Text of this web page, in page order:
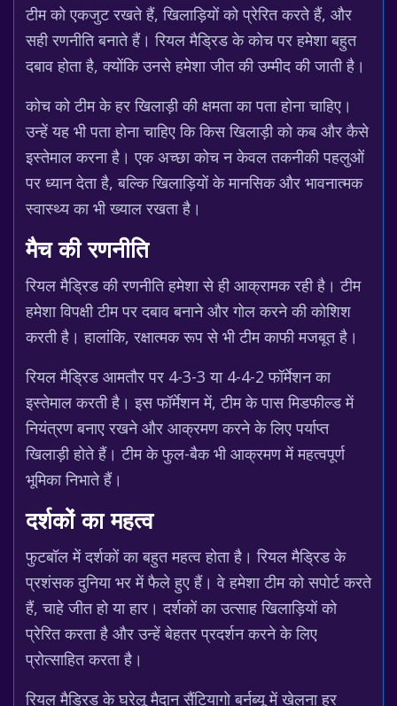
टीम को एकजुट रखते हैं, खिलाड़ियों को प्रेरित करते हैं, और
सही रणनीति बनाते हैं। रियल मैड्रिड के कोच पर हमेशा बहुत
दबाव होता है, क्योंकि उनसे हमेशा जीत की उम्मीद की जाती है।
कोच को टीम के हर खिलाड़ी की क्षमता का पता होना चाहिए।
उन्हें यह भी पता होना चाहिए कि किस खिलाड़ी को कब और कैसे
इस्तेमाल करना है। एक अच्छा कोच न केवल तकनीकी पहलुओं
पर ध्यान देता है, बल्कि खिलाड़ियों के मानसिक और भावनात्मक
स्वास्थ्य का भी ख्याल रखता है।
मैच की रणनीति
रियल मैड्रिड की रणनीति हमेशा से ही आक्रामक रही है। टीम
हमेशा विपक्षी टीम पर दबाव बनाने और गोल करने की कोशिश
करती है। हालांकि, रक्षात्मक रूप से भी टीम काफी मजबूत है।
रियल मैड्रिड आमतौर पर 4-3-3 या 4-4-2 फॉर्मेशन का
इस्तेमाल करती है। इस फॉर्मेशन में, टीम के पास मिडफील्ड में
नियंत्रण बनाए रखने और आक्रमण करने के लिए पर्याप्त
खिलाड़ी होते हैं। टीम के फुल-बैक भी आक्रमण में महत्वपूर्ण
भूमिका निभाते हैं।
दर्शकों का महत्व
फुटबॉल में दर्शकों का बहुत महत्व होता है। रियल मैड्रिड के
प्रशंसक दुनिया भर में फैले हुए हैं। वे हमेशा टीम को सपोर्ट करते
हैं, चाहे जीत हो या हार। दर्शकों का उत्साह खिलाड़ियों को
प्रेरित करता है और उन्हें बेहतर प्रदर्शन करने के लिए
प्रोत्साहित करता है।
रियल मैड्रिड के घरेलू मैदान सैंटियागो बर्नब्यू में खेलना हर